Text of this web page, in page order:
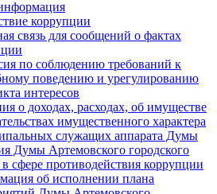
коррупции
связь для сообщений о фактах
по соблюдению требований к
поведению и урегулированию
интересов
о доходах, расходах, об имуществе
имущественного характера
служащих аппарата Думы
Думы Артемовского городского
в сфере противодействия коррупции
об исполнении плана